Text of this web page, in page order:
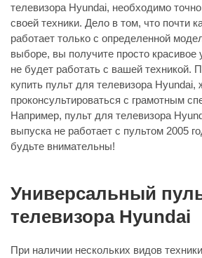
телевизора Hyundai, необходимо
своей техники. Дело в том, что почти
работает только с определенной
выборе, вы получите просто красивое
не будет работать с вашей техникой.
купить пульт для телевизора Hyundai,
проконсультироваться с грамотным
Например, пульт для телевизора
выпуска не работает с пультом 2005
будьте внимательны!
Универсальный
телевизора Hyundai
При наличии нескольких видов